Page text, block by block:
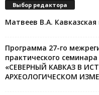
Выбор редактора
Матвеев В.А.
Программа 27-го
практического
«СЕВЕРНЫЙ КАВКАЗ В
АРХЕОЛОГИЧЕСКОМ